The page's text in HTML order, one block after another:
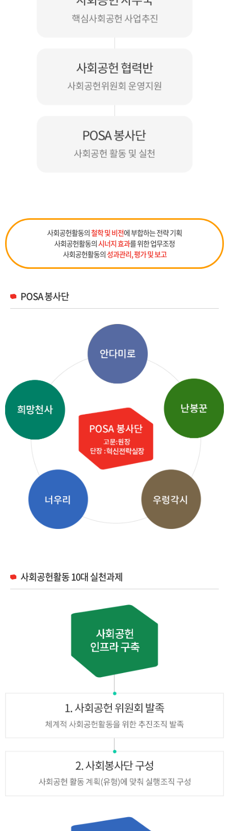
사회공헌활동의철학 및 비전에 부합하는 전략 기획
사회공헌활동의시너지 효과를 위한 업무조정
사회공헌활동의 성과관리, 평가 및 보고
POSA 봉사단
사회공헌활동 10대 실천과제